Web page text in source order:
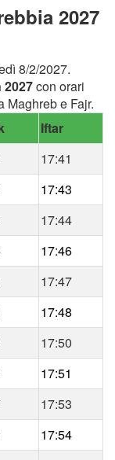
2027
8/2/2027.
2027con orari
Maghreb e Fajr.
Iftar
17:41
17:43
17:44
17:46
17:47
17:48
17:50
17:51
17:53
17:54